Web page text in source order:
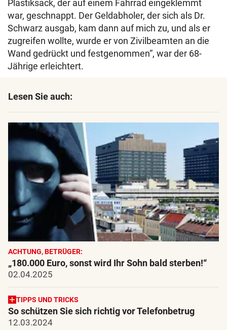
Plastiksack, der auf einem Fahrrad eingeklemmt
war, geschnappt. Der Geldabholer, der sich als Dr.
Schwarz ausgab, kam dann auf mich zu, und als er
zugreifen wollte, wurde er von Zivilbeamten an die
Wand gedrückt und festgenommen“, war der 68-
Jährige erleichtert.
Lesen Sie auch:
ACHTUNG, BETRÜGER:
„180.000 Euro, sonst wird Ihr Sohn bald sterben!“
02.04.2025
TIPPS UND TRICKS
So schützen Sie sich richtig vor Telefonbetrug
12.03.2024